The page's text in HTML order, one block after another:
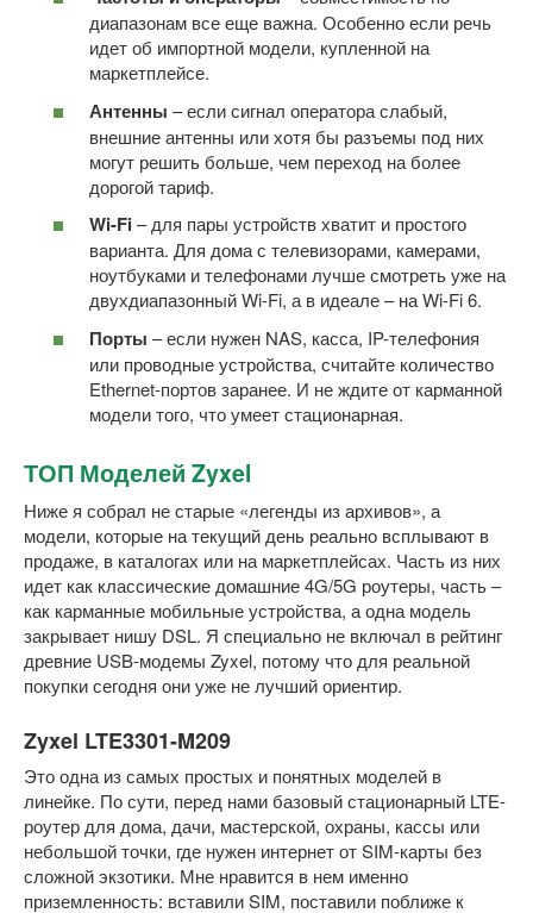
диапазонам все еще важна. Особенно если речь
идет об импортной модели, купленной на
маркетплейсе.
Антенны – если сигнал оператора слабый,
внешние антенны или хотя бы разъемы под них
могут решить больше, чем переход на более
дорогой тариф.
Wi-Fi– для пары устройств хватит и простого
варианта. Для дома с телевизорами, камерами,
ноутбуками и телефонами лучше смотреть уже на
двухдиапазонный Wi-Fi, а в идеале – на Wi-Fi 6.
Порты – если нужен NAS, касса, IP-телефония
или проводные устройства, считайте количество
Ethernet-портов заранее. И не ждите от карманной
модели того, что умеет стационарная.
ТОП Моделей Zyxel
Ниже я собрал не старые «легенды из архивов», а
модели, которые на текущий день реально всплывают в
продаже, в каталогах или на маркетплейсах. Часть из них
идет как классические домашние 4G/5G роутеры, часть –
как карманные мобильные устройства, а одна модель
закрывает нишу DSL. Я специально не включал в рейтинг
древние USB-модемы Zyxel, потому что для реальной
покупки сегодня они уже не лучший ориентир.
Zyxel LTE3301-M209
Это одна из самых простых и понятных моделей в
линейке. По сути, перед нами базовый стационарный LTE-
роутер для дома, дачи, мастерской, охраны, кассы или
небольшой точки, где нужен интернет от SIM-карты без
сложной экзотики. Мне нравится в нем именно
приземленность: вставили SIM, поставили поближе к